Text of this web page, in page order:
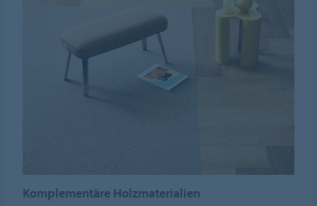
Komplementäre Holzmaterialien